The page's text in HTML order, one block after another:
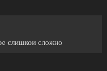
слишкои сложно